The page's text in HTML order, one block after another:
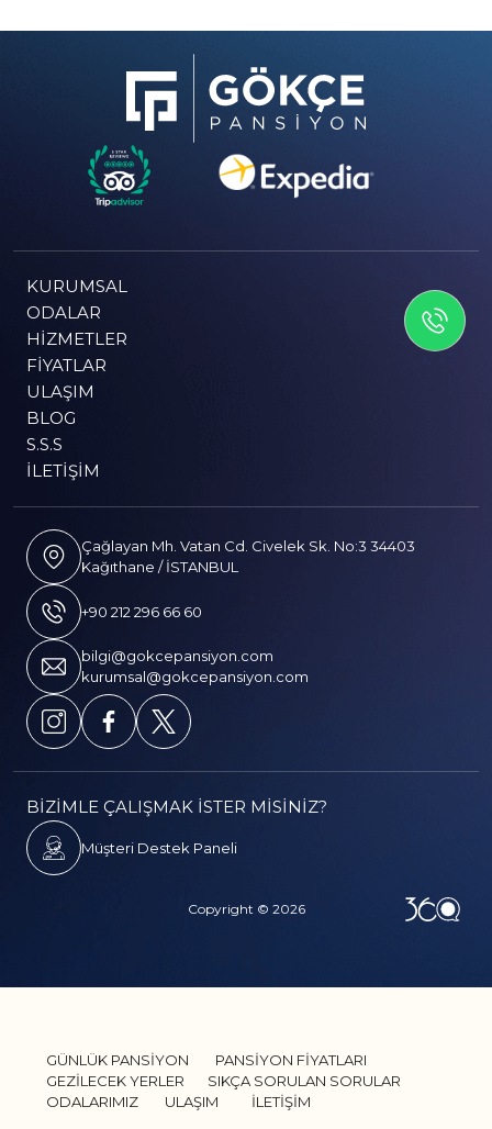
İLETİSİME GEÇİN
KURUMSAL
ODALAR
HIZMETLER
FIYATLAR
ULAŞIM
BLOG
S.S.S
İLETIŞIM
Çağlayan Mh. Vatan Cd. Civelek Sk. No:3 34403
Kağıthane / İSTANBUL
+90 212 296 66 60
bilgi@gokcepansiyon.com
kurumsal@gokcepansiyon.com
Müşteri Destek Paneli
BİZİMLE ÇALIŞMAK İSTER MİSİNİZ?
Copyright © 2026
GÜNLÜK PANSİYON
PANSİYON FİYATLARI
GEZİLECEK YERLER
SIKÇA SORULAN SORULAR
ODALARIMIZ
ULAŞIM İLETİŞİM